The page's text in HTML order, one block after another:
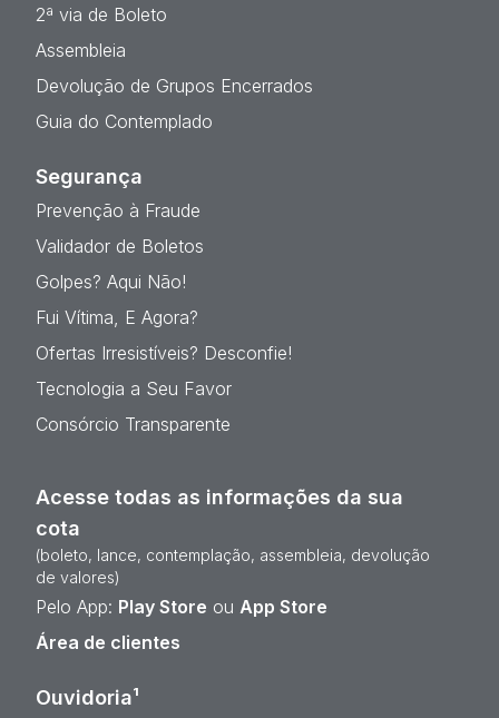
2ª via de Boleto
Assembleia
Devolução de Grupos Encerrados
Guia do Contemplado
Segurança
Prevenção à Fraude
Validador de Boletos
Golpes? Aqui Não!
Fui Vítima, E Agora?
Ofertas Irresistíveis? Desconfie!
Tecnologia a Seu Favor
Consórcio Transparente
Acesse todas as informações da sua
cota
(boleto, lance, contemplação, assembleia, devolução
de valores)
Pelo App: Play Store ou App Store
Área de clientes
Ouvidoria¹